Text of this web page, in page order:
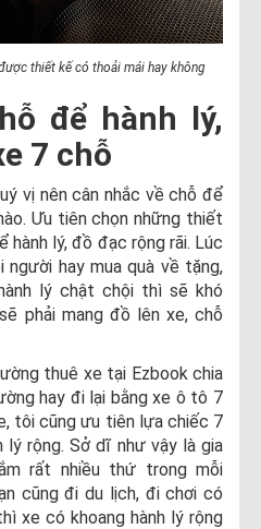
thiết kế có thoải mái hay không
để hành lý,
7 chỗ
vị nên cân nhắc về chỗ để
Ưu tiên chọn những thiết
hành lý, đồ đạc rộng rãi. Lúc
hay mua quà về tặng,
lý chật chội thì sẽ khó
phải mang đồ lên xe, chỗ
thuê xe tại Ezbook chia
hay đi lại bằng xe ô tô 7
tôi cũng ưu tiên lựa chiếc 7
lý rộng. Sở dĩ như vậy là gia
rất nhiều thứ trong mỗi
cũng đi du lịch, đi chơi có
xe có khoang hành lý rộng